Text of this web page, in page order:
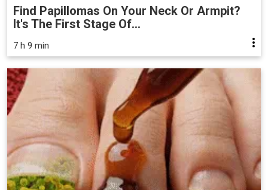
Find Papillomas On Your Neck Or Armpit?
It's The First Stage Of...
7 h 9 min